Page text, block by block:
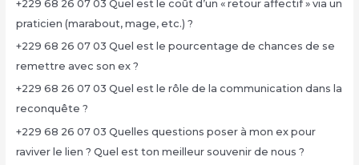
+229 68 26 07 03 Quel est le coût d’un « retour affectif » via un
praticien (marabout, mage, etc.) ?
+229 68 26 07 03 Quel est le pourcentage de chances de se
remettre avec son ex ?
+229 68 26 07 03 Quel est le rôle de la communication dans la
reconquête ?
+229 68 26 07 03 Quelles questions poser à mon ex pour
raviver le lien ? Quel est ton meilleur souvenir de nous ?